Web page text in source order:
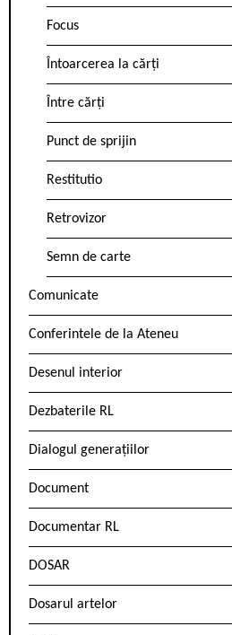
Focus
Întoarcerea la cărți
Între cărți
Punct de sprijin
Restitutio
Retrovizor
Semn de carte
Comunicate
Conferintele de la Ateneu
Desenul interior
Dezbaterile RL
Dialogul generațiilor
Document
Documentar RL
DOSAR
Dosarul artelor